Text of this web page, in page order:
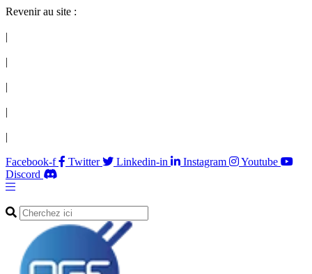
Revenir au site :
|
|
|
|
|
Facebook-f Twitter Linkedin-in Instagram
Youtube
Discord